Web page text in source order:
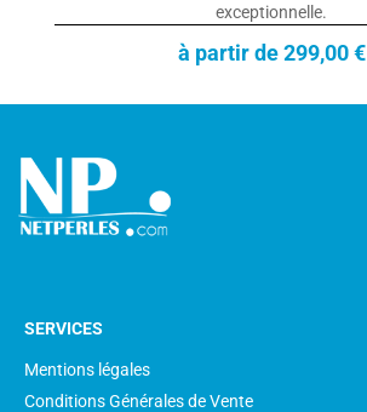
exceptionnelle.
à partir de 299,00 €
SERVICES
Mentions légales
Conditions Générales de Vente